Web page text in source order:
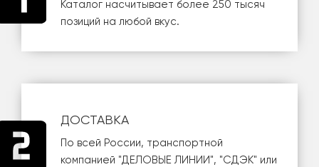
Каталог насчитывает более 250 тысяч
позиций на любой вкус.
ДОСТАВКА
По всей России, транспортной
компанией "ДЕЛОВЫЕ ЛИНИИ", "СДЭК" или